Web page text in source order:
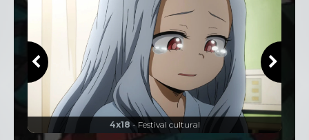
4x18 - Festival cultural